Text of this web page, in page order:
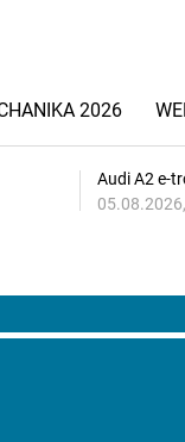
2026
Audi A2 e-